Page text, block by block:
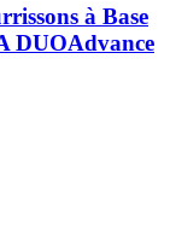
à Base
DUOAdvance